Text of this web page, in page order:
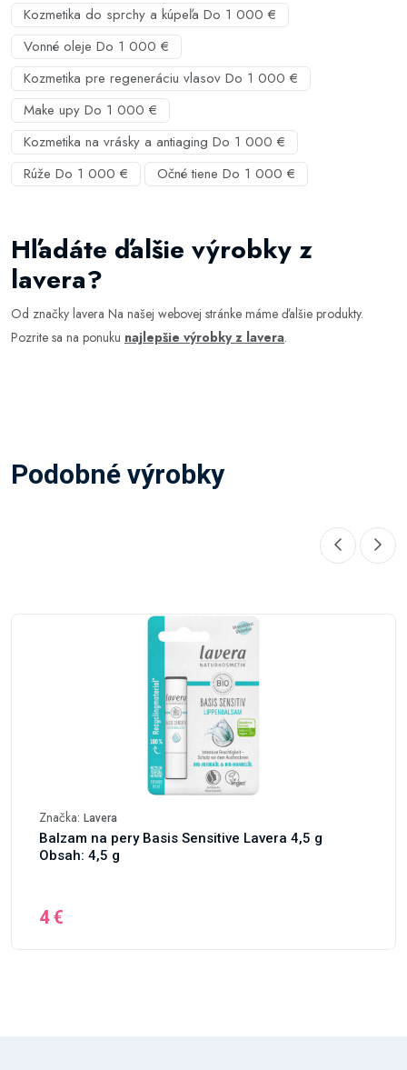
Kozmetika do sprchy a kúpeľa Do 1 000 €
Vonné oleje Do 1 000 €
Kozmetika pre regeneráciu vlasov Do 1 000 €
Make upy Do 1 000 €
Kozmetika na vrásky a antiaging Do 1 000 €
Rúže Do 1 000 €
Očné tiene Do 1 000 €
Hľadáte ďalšie výrobky z
lavera?
Od značky lavera Na našej webovej stránke máme ďalšie produkty.
Pozrite sa na ponuku najlepšie výrobky z lavera.
Podobné výrobky
Značka: Lavera
Balzam na pery Basis Sensitive Lavera 4,5 g
Obsah: 4,5 g
4 €